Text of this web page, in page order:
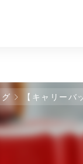
【キャリーバ